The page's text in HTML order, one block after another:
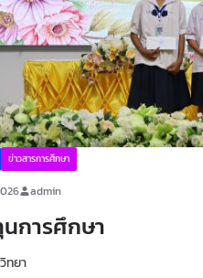
ข่าวสารการศึกษา
admin
การศึกษา
ทยา